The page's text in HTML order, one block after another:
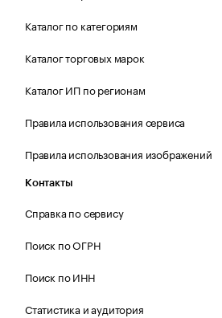
Каталог по категориям
Каталог торговых марок
Каталог ИП по регионам
Правила использования сервиса
Правила использования изображений
Контакты
Справка по сервису
Поиск по ОГРН
Поиск по ИНН
Статистика и аудитория